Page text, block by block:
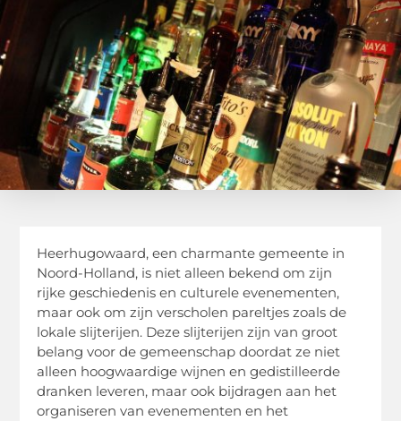
Heerhugowaard, een charmante gemeente in
Noord-Holland, is niet alleen bekend om zijn
rijke geschiedenis en culturele evenementen,
maar ook om zijn verscholen pareltjes zoals de
lokale slijterijen. Deze slijterijen zijn van groot
belang voor de gemeenschap doordat ze niet
alleen hoogwaardige wijnen en gedistilleerde
dranken leveren, maar ook bijdragen aan het
organiseren van evenementen en het